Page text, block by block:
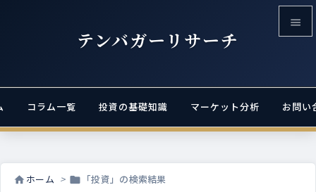
テンバガーリサーチ
コラム一覧 投資の基礎知識 マーケット分析 お問い

サイド

 ホーム >  「投資」の検索結果